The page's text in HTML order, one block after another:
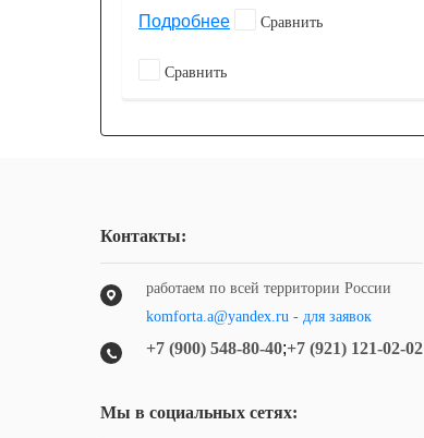
Подробнее Сравнить
Сравнить
Контакты:
работаем по всей территории России
komforta.a@yandex.ru - для заявок
+7 (900) 548-80-40;+7 (921) 121-02-02
Мы в социальных сетях: